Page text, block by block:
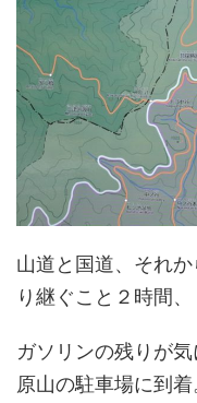
山道と国道、それ
り継ぐこと２時間、
ガソリンの残りが
原山の駐車場に到着